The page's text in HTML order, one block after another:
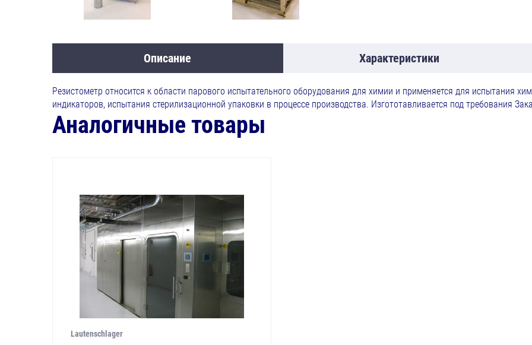
Описание Характеристики
Резистометр относится к области парового испытательного оборудования для химии и применяется для испытания
индикаторов, испытания стерилизационной упаковки в процессе производства. Изгототавливается под требования
Аналогичные товары
Lautenschlager